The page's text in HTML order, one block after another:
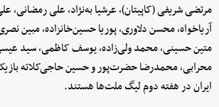
مرتضی شریفی (کاپیتان)، عرشیا به‌نژاد، علی رمضانی،
آریاخواه، محسن دلاوری، پوریا حسین‌خانزاده، مبین
متین حسینی، محمد ولی‌زاده، یوسف کاظمی، سید
محرابی، محمدرضا حضرت‌پور و حسین حاجی‌کلاته
ایران در هفته دوم لیگ ملت‌ها هستند.